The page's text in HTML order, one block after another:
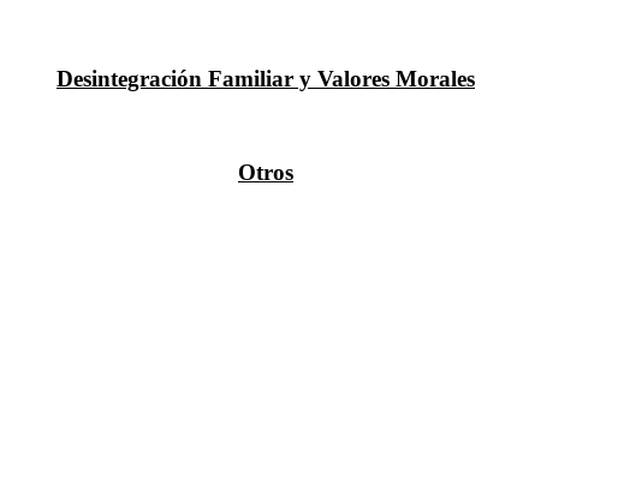
Desintegración Familiar y Valores Morales
Otros